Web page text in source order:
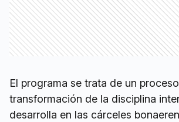
El programa se trata de un
transformación de la disciplina
desarrolla en las cárceles